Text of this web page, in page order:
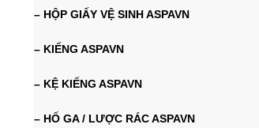
– HỘP GIẤY VỆ SINH ASPAVN
– KIẾNG ASPAVN
– KỆ KIẾNG ASPAVN
– HỐ GA / LƯỢC RÁC ASPAVN